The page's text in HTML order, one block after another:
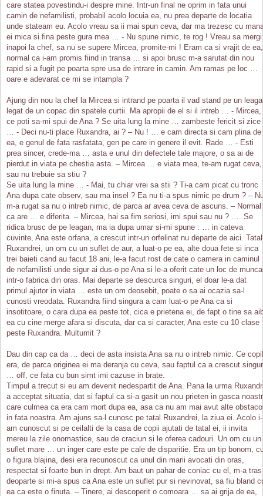
care statea povestindu-i despre mine. Intr-un final ne oprim in fata unui
camin de nefamilisti, probabil acolo locuia ea, nu prea departe de locatia
unde stateam eu. Acolo vreau sa ii mai spun ceva, dar ma trezesc cu
ei mica si fina peste gura mea … - Nu spune nimic, te rog ! Vreau sa mergi
inapoi la chef, sa nu se supere Mircea, promite-mi ! Eram ca si vrajit de ea,
normal ca i-am promis fiind in transa … si apoi brusc m-a sarutat din nou
rapid si a fugit pe poarta spre usa de intrare in camin. Am ramas pe loc …
oare e adevarat ce mi se intampla ?
Ajung din nou la chef la Mircea si intrand pe poarta il vad stand pe un
legat de un copac din spatele curtii. Ma apropii de el si il intreb … - Mircea,
ce poti sa-mi spui de Ana ? Se uita lung la mine … zambeste fericit si zice
… - Deci nu-ti place Ruxandra, ai ? – Nu ! … e cam directa si cam plina de
ea, e genul de fata rasfatata, gen pe care in genere il evit. Rade … - Esti
prea sincer, crede-ma … asta e unul din defectele tale majore, o sa ai de
pierdut in viata pe chestia asta. – Mircea … e viata mea, te-am rugat ceva,
sau nu trebuie sa stiu ?
Se uita lung la mine … - Mai, tu chiar vrei sa stii ? Ti-a cam picat cu tronc
Ana dupa cate observ, sau ma insel ? Ea nu ti-a spus nimic pe drum ? –
m-a rugat sa nu o intreb nimic, de parca ar avea ceva de ascuns. – Normal
ca are … e diferita. – Mircea, hai sa fim seriosi, imi spui sau nu ? …. Se
ridica brusc de pe leagan, ma ia dupa umar si-mi spune : … in cateva
cuvinte, Ana este orfana, a crescut intr-un orfelinat nu departe de aici. Tatal
Ruxandrei, un om cu un suflet de aur, a luat-o pe ea, alte doua fete si inca
trei baieti cand au facut 18 ani, le-a facut rost de cate o camera in caminul
de nefamilisti unde sigur ai dus-o pe Ana si le-a oferit cate un loc de munca
intr-o fabrica din oras. Mai departe se descurca singuri, el doar le-a dat
primul ajutor in viata … este un om deosebit, poate o sa ai ocazia sa-l
cunosti vreodata. Ruxandra fiind singura a cam luat-o pe Ana ca si
insotitoare, o cara dupa ea peste tot, cica e prietena ei, de fapt o tine sa
ea cu cine merge afara si discuta, dar ca si caracter, Ana este cu 10 clase
peste Ruxandra. Multumit ?
Dau din cap ca da … deci de asta insista Ana sa nu o intreb nimic. Ce
era, de parca originea ei ma deranja cu ceva, sau faptul ca a crescut
… off, ce fata cu bun simt imi cazuse in brate.
Timpul a trecut si eu am devenit nedespartit de Ana. Pana la urma
a acceptat situatia, dat si faptul ca si-a gasit un nou prieten in gasca
care culmea ca era cam mort dupa ea, asa ca nu am mai avut alte
in fata noastra. Am ajuns sa-l cunosc pe tatal Ruxandrei, la ziua ei. Acolo i-
am cunoscut si pe ceilalti de la casa de copii ajutati de tatal ei, ii invita
mereu la zile onomastice, sau de craciun si le oferea cadouri. Un om cu un
suflet mare … un inger care este pe cale de disparitie. Era un tip bonom,
o figura blajina, desi era recunoscut ca unul din marii avocati din oras,
respectat si foarte bun in drept. Am baut un pahar de coniac cu el, m-a tras
deoparte si mi-a spus ca Ana este un suflet pur si nevinovat, sa fiu bland
ea ca este o finuta. – Tinere, ai descoperit o comoara … sa ai grija de ea,